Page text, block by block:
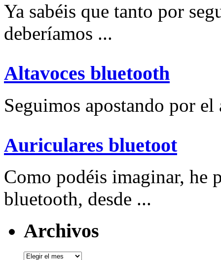
Ya sabéis que tanto por
deberíamos ...
Altavoces bluetooth
Seguimos apostando por
Auriculares bluetoot
Como podéis imaginar, he
bluetooth, desde ...
Archivos
Archivos